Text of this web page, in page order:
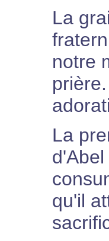
La
notre
La
qu'il